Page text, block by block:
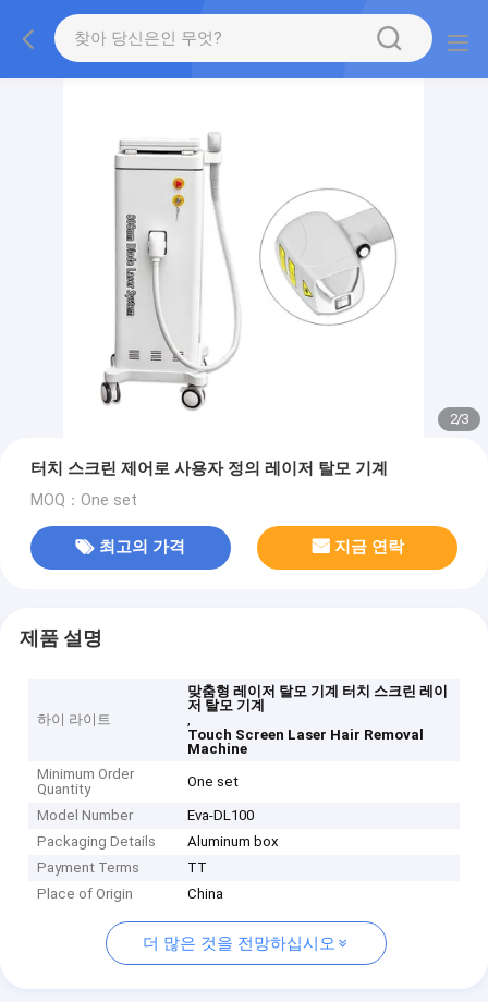
2/3
터치 스크린 제어로 사용자 정의 레이저 탈모 기계
MOQ：One set
최고의 가격 지금 연락
제품 설명
하이 라이트
맞춤형 레이저 탈모 기계 터치 스크린 레이
저 탈모 기계
,
Touch Screen Laser Hair Removal
Machine
Minimum Order
Quantity
One set
Model Number
Eva-DL100
Packaging Details
Aluminum box
Payment Terms
TT
Place of Origin
China
더 많은 것을 전망하십시오